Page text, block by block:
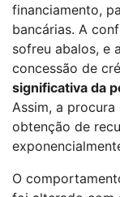
financiamento,
bancárias. A
sofreu abalos, e
concessão de
significativa da
Assim, a
obtenção de
O